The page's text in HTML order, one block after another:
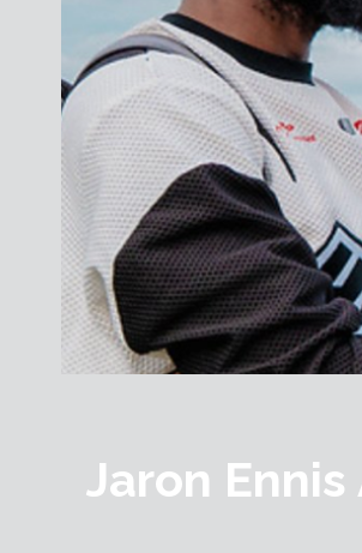
Jaron